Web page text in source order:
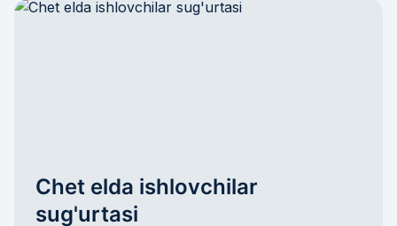
Chet elda ishlovchilar
sug'urtasi